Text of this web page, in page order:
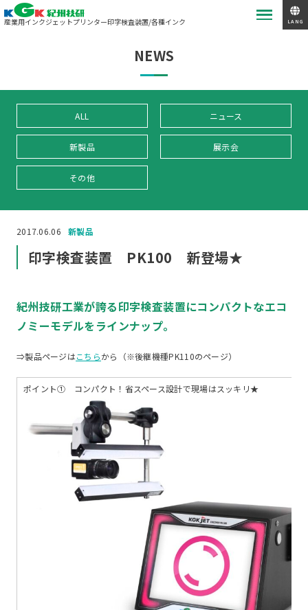
産業用インクジェットプリンター印字検査装置/各種インク LANG
NEWS
ALL ニュース
新製品 展示会
その他
2017.06.06 新製品
印字検査装置 PK100 新登場★
紀州技研工業が誇る印字検査装置にコンパクトなエコ
ノミーモデルをラインナップ。
⇒製品ページはこちらから（※後継機種PK110のページ）
ポイント① コンパクト！省スペース設計で現場はスッキリ★